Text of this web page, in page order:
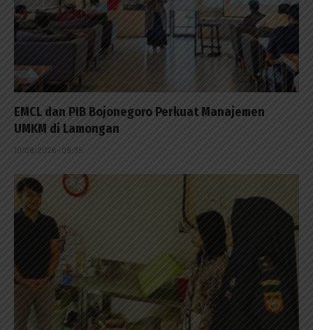
EMCL dan PIB Bojonegoro Perkuat Manajemen
UMKM di Lamongan
10/08/2026 - 09:35